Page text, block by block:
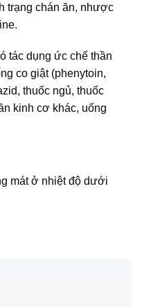
trạng chán ăn, nhược
tác dụng ức chế thần
co giật (phenytoin,
thuốc ngủ, thuốc
kinh cơ khác, uống
mát ở nhiệt độ dưới